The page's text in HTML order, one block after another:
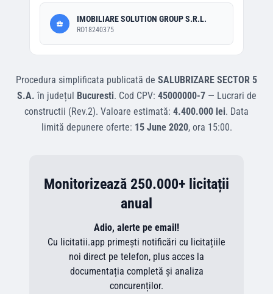
IMOBILIARE SOLUTION GROUP S.R.L.
RO18240375
Procedura simplificata publicată de SALUBRIZARE SECTOR 5
S.A. în județul Bucuresti. Cod CPV: 45000000-7— Lucrari de
constructii (Rev.2). Valoare estimată: 4.400.000 lei. Data
limită depunere oferte: 15 June 2020, ora 15:00.
Monitorizează 250.000+ licitații
anual
Adio, alerte pe email!
Cu licitatii.app primești notificări cu licitațiile
noi direct pe telefon, plus acces la
documentația completă și analiza
concurenților.